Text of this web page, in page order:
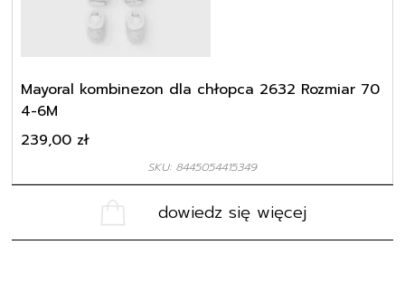
Mayoral kombinezon dla chłopca 2632 Rozmiar 70
4-6M
SKU: 8445054415349
239,00 zł
dowiedz się więcej